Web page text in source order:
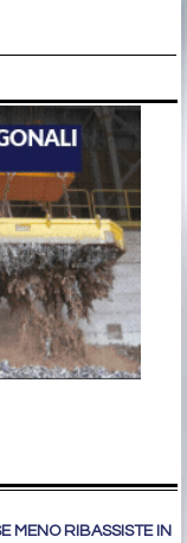
MENO RIBASSISTE IN